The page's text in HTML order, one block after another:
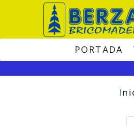
PORTADA